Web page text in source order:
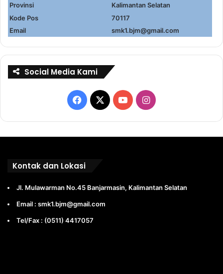
Provinsi
Kalimantan Selatan
Kode Pos
70117
Email
smk1.bjm@gmail.com
Social Media Kami
Facebook
X YouTubeInstagram
Kontak dan Lokasi
Jl. Mulawarman No.45 Banjarmasin, Kalimantan Selatan
Email : smk1.bjm@gmail.com
Tel/Fax : (0511) 4417057